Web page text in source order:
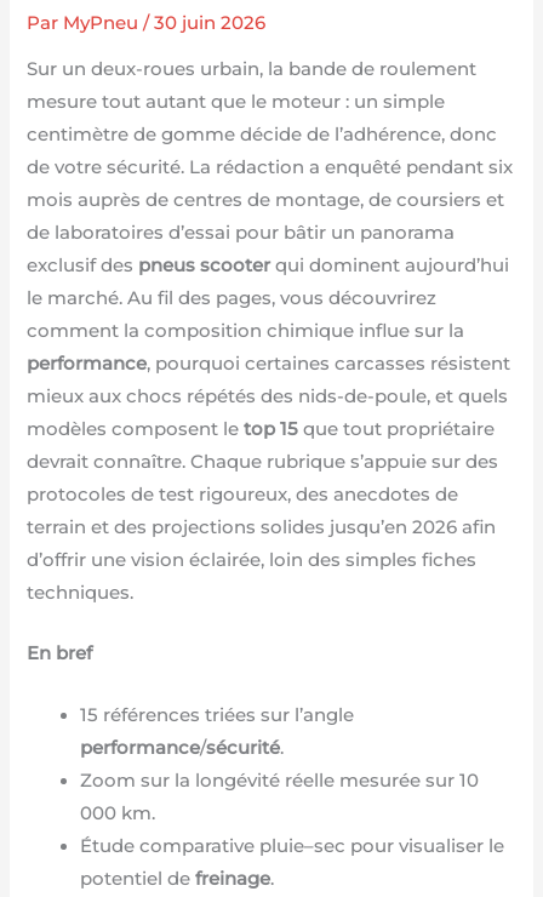
Par MyPneu/30 juin 2026
Sur un deux-roues urbain, la bande de roulement
mesure tout autant que le moteur : un simple
centimètre de gomme décide de l’adhérence, donc
de votre sécurité. La rédaction a enquêté pendant six
mois auprès de centres de montage, de coursiers et
de laboratoires d’essai pour bâtir un panorama
exclusif des pneus scooterqui dominent aujourd’hui
le marché. Au fil des pages, vous découvrirez
comment la composition chimique influe sur la
performance, pourquoi certaines carcasses résistent
mieux aux chocs répétés des nids-de-poule, et quels
modèles composent letop 15 que tout propriétaire
devrait connaître. Chaque rubrique s’appuie sur des
protocoles de test rigoureux, des anecdotes de
terrain et des projections solides jusqu’en 2026 afin
d’offrir une vision éclairée, loin des simples fiches
techniques.
En bref
15 références triées sur l’angle
performance/sécurité.
Zoom sur la longévité réelle mesurée sur 10
000 km.
Étude comparative pluie–sec pour visualiser le
potentiel defreinage.